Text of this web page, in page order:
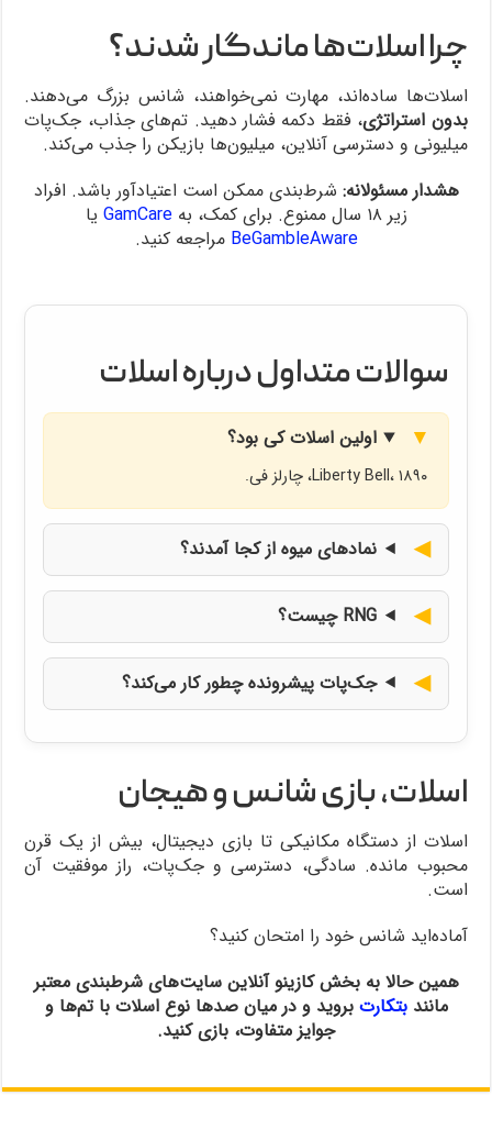
چرا اسلات‌ها ماندگار شدند؟
اسلات‌ها ساده‌اند، مهارت نمی‌خواهند، شانس بزرگ می‌دهند.
بدون استراتژی، فقط دکمه فشار دهید. تم‌های جذاب، جک‌پات
میلیونی و دسترسی آنلاین، میلیون‌ها بازیکن را جذب می‌کند.
هشدار مسئولانه: شرط‌بندی ممکن است اعتیادآور باشد. افراد
زیر ۱۸ سال ممنوع. برای کمک، به
GamCare یا
BeGambleAware مراجعه کنید.
سوالات متداول درباره اسلات
اولین اسلات کی بود؟
Liberty Bell، ۱۸۹۰، چارلز فی.
نمادهای میوه از کجا آمدند؟
RNG چیست؟
جک‌پات پیشرونده چطور کار می‌کند؟
اسلات، بازی شانس و هیجان
اسلات از دستگاه مکانیکی تا بازی دیجیتال، بیش از یک قرن
محبوب مانده. سادگی، دسترسی و جک‌پات، راز موفقیت آن
است.
آماده‌اید شانس خود را امتحان کنید؟
همین حالا به بخش کازینو آنلاین سایت‌های شرطبندی معتبر
مانندبتکارتبروید و در میان صدها نوع اسلات با تم‌ها و
جوایز متفاوت، بازی کنید.